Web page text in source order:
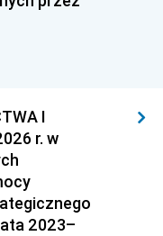
I
r. w
2023–